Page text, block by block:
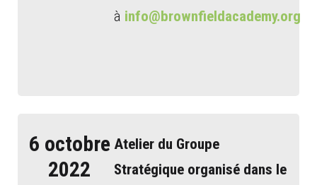
à info@brownfieldacademy.org
6 octobre
2022
Atelier du Groupe
Stratégique organisé dans le